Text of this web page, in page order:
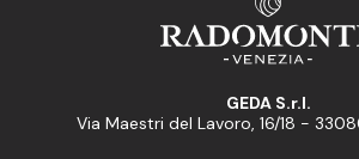
GEDA S.r.l.
Via Maestri del Lavoro, 16/18 -